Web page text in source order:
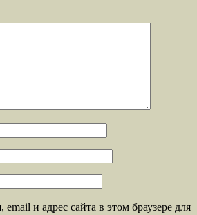
и адрес сайта в этом браузере для